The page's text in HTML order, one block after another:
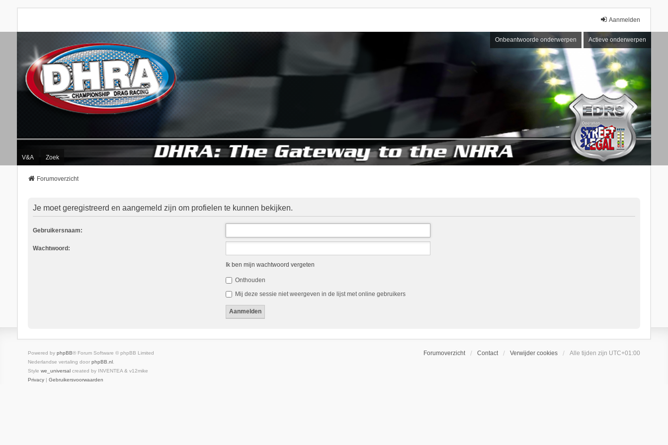
Aanmelden
Onbeantwoorde onderwerpen Actieve onderwerpen
V&A Zoek
Forumoverzicht
Je moet geregistreerd en aangemeld zijn om profielen te kunnen bekijken.
Gebruikersnaam:
Wachtwoord:
Ik ben mijn wachtwoord vergeten
Onthouden
Mij deze sessie niet weergeven in de lijst met online gebruikers
Forumoverzicht Contact Verwijder cookies Alle tijden zijn UTC+01:00
Powered by phpBB® Forum Software © phpBB Limited
Nederlandse vertaling door phpBB.nl.
Style we_universalcreated by INVENTEA & v12mike
Privacy| Gebruikersvoorwaarden